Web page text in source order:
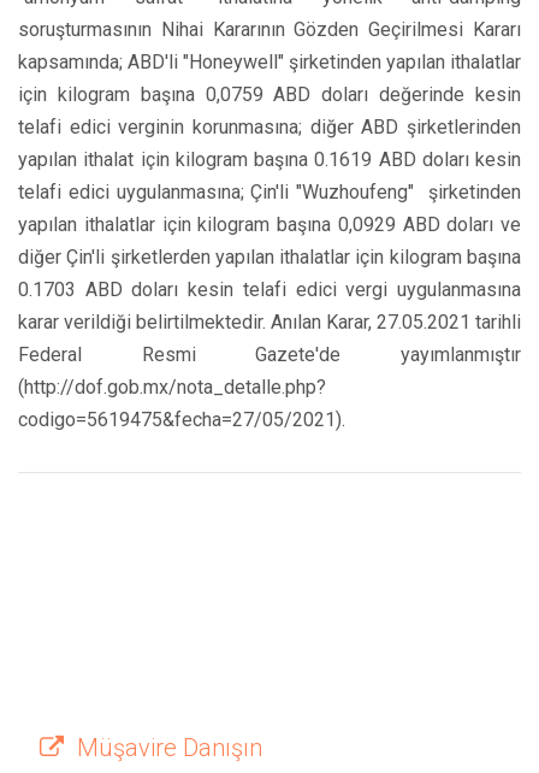
soruşturmasının Nihai Kararının Gözden Geçirilmesi Kararı
kapsamında; ABD'li "Honeywell" şirketinden yapılan ithalatlar
için kilogram başına 0,0759 ABD doları değerinde kesin
telafi edici verginin korunmasına; diğer ABD şirketlerinden
yapılan ithalat için kilogram başına 0.1619 ABD doları kesin
telafi edici uygulanmasına; Çin'li "Wuzhoufeng" şirketinden
yapılan ithalatlar için kilogram başına 0,0929 ABD doları ve
diğer Çin'li şirketlerden yapılan ithalatlar için kilogram başına
0.1703 ABD doları kesin telafi edici vergi uygulanmasına
karar verildiği belirtilmektedir. Anılan Karar, 27.05.2021 tarihli
Federal Resmi Gazete'de yayımlanmıştır
(http://dof.gob.mx/nota_detalle.php?
codigo=5619475&fecha=27/05/2021).
Müşavire Danışın